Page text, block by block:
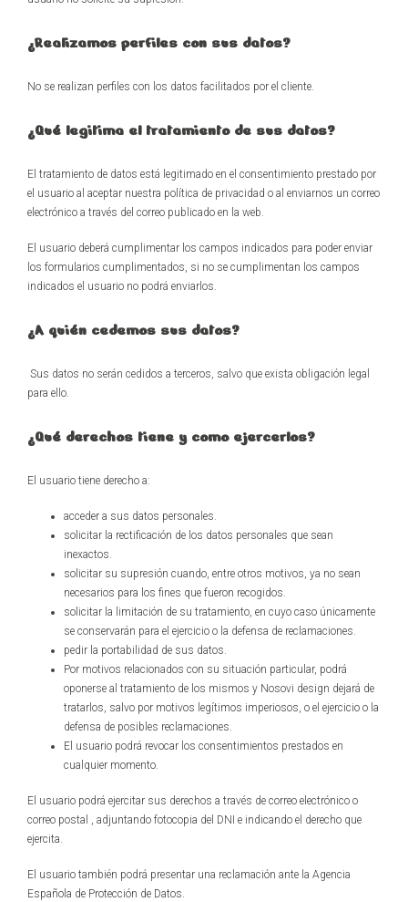
¿Realizamos perfiles con sus datos?
No se realizan perfiles con los datos facilitados por el cliente.
¿Qué legitima el tratamiento de sus datos?
El tratamiento de datos está legitimado en el consentimiento prestado por
el usuario al aceptar nuestra política de privacidad o al enviarnos un correo
electrónico a través del correo publicado en la web.
El usuario deberá cumplimentar los campos indicados para poder enviar
los formularios cumplimentados, si no se cumplimentan los campos
indicados el usuario no podrá enviarlos.
¿A quién cedemos sus datos?
Sus datos no serán cedidos a terceros, salvo que exista obligación legal
para ello.
¿Qué derechos tiene y como ejercerlos?
El usuario tiene derecho a:
acceder a sus datos personales.
solicitar la rectificación de los datos personales que sean
inexactos.
solicitar su supresión cuando, entre otros motivos, ya no sean
necesarios para los fines que fueron recogidos.
solicitar la limitación de su tratamiento, en cuyo caso únicamente
se conservarán para el ejercicio o la defensa de reclamaciones.
pedir la portabilidad de sus datos.
Por motivos relacionados con su situación particular, podrá
oponerse al tratamiento de los mismos y Nosovi design dejará de
tratarlos, salvo por motivos legítimos imperiosos, o el ejercicio o la
defensa de posibles reclamaciones.
El usuario podrá revocar los consentimientos prestados en
cualquier momento.
El usuario podrá ejercitar sus derechos a través de correo electrónico o
correo postal , adjuntando fotocopia del DNI e indicando el derecho que
ejercita.
El usuario también podrá presentar una reclamación ante la Agencia
Española de Protección de Datos.